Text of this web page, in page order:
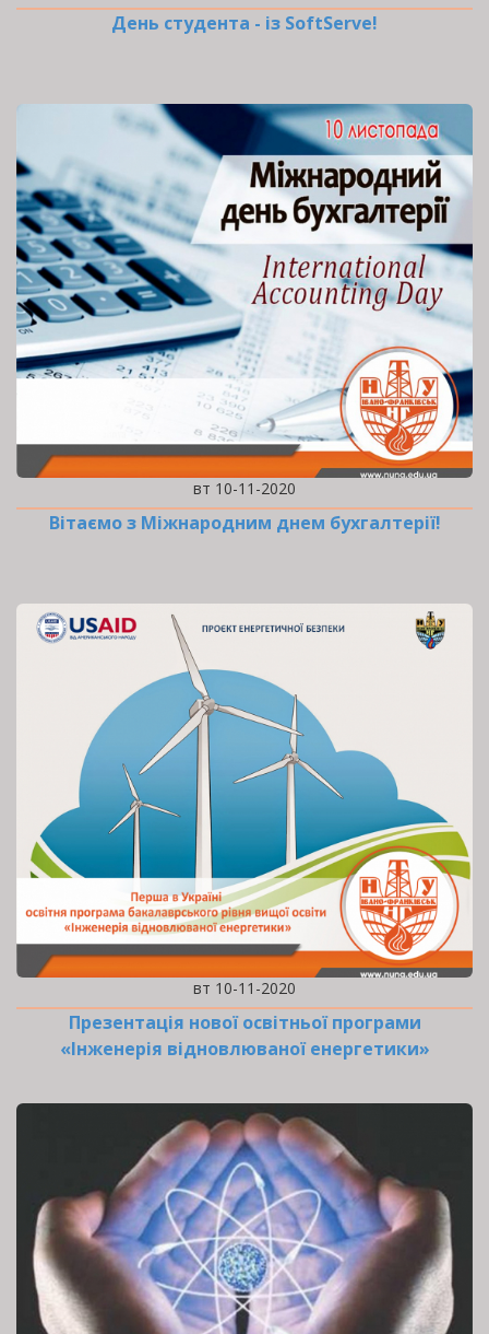
День студента - із SoftServe!
вт 10-11-2020
Вітаємо з Міжнародним днем бухгалтерії!
вт 10-11-2020
Презентація нової освітньої програми
«Інженерія відновлюваної енергетики»